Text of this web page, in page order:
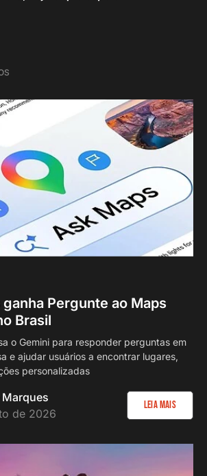
Pergunte ao Maps
Brasil
o Gemini para responder perguntas em
e ajudar usuários a encontrar lugares,
personalizadas
de 2026
Leia Mais